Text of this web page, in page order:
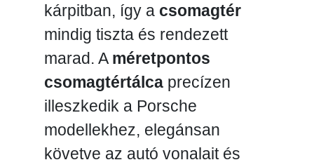
kárpitban, így a csomagtér
mindig tiszta és rendezett
marad. A méretpontos
csomagtértálcaprecízen
illeszkedik a Porsche
modellekhez, elegánsan
követve az autó vonalait és